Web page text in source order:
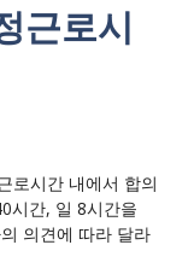
근로시
로시간 내에서 합의
시간, 일 8시간을
의견에 따라 달라